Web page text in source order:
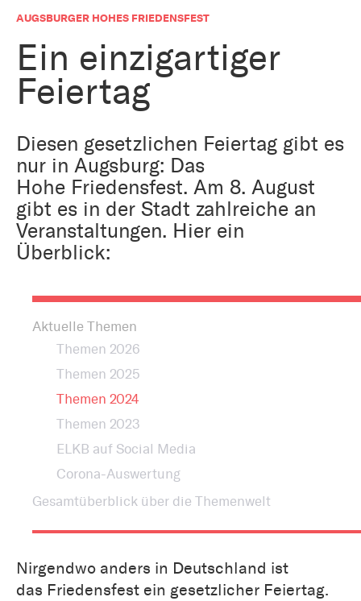
AUGSBURGER HOHES FRIEDENSFEST
Ein einzigartiger
Feiertag
Diesen gesetzlichen Feiertag gibt es
nur in Augsburg: Das
Hohe Friedensfest. Am 8. August
gibt es in der Stadt zahlreiche an
Veranstaltungen. Hier ein
Überblick:
Aktuelle Themen
Themen 2026
Themen 2025
Themen 2024
Themen 2023
ELKB auf Social Media
Corona-Auswertung
Gesamtüberblick über die Themenwelt
Nirgendwo anders in Deutschland ist
das Friedensfest ein gesetzlicher Feiertag.
Kirche und Geld
Reformprozess PUK
Kirchenjahr
Ökumene
Religion in der Schule
Kunst
Bildung und Gesellschaft
Tourismus
Weltanschauungsfragen
Gegen Rechtsextremismus